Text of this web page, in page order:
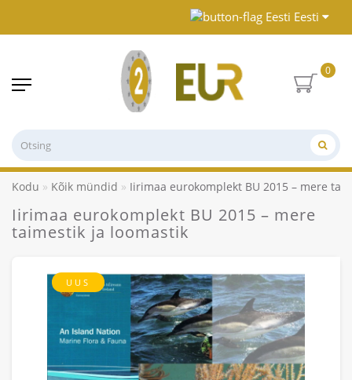
Eesti
0
Kodu Kõik mündid Iirimaa eurokomplekt BU 2015 – mere
Iirimaa eurokomplekt BU 2015 – mere
taimestik ja loomastik
UUS